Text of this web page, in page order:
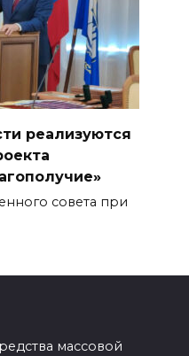
реализуются
совета при
массовой